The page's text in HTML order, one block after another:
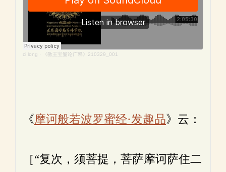
ci long · 《教王宝鬘论广释》210329_001
《摩诃般若波罗蜜经·发趣品》云：
［“复次，须菩提，菩萨摩诃萨住二